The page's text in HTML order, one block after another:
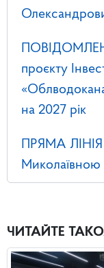
проєкту
на 2027 рік
ПРЯМА ЛІНІЯ
Миколаївною
ЧИТАЙТЕ